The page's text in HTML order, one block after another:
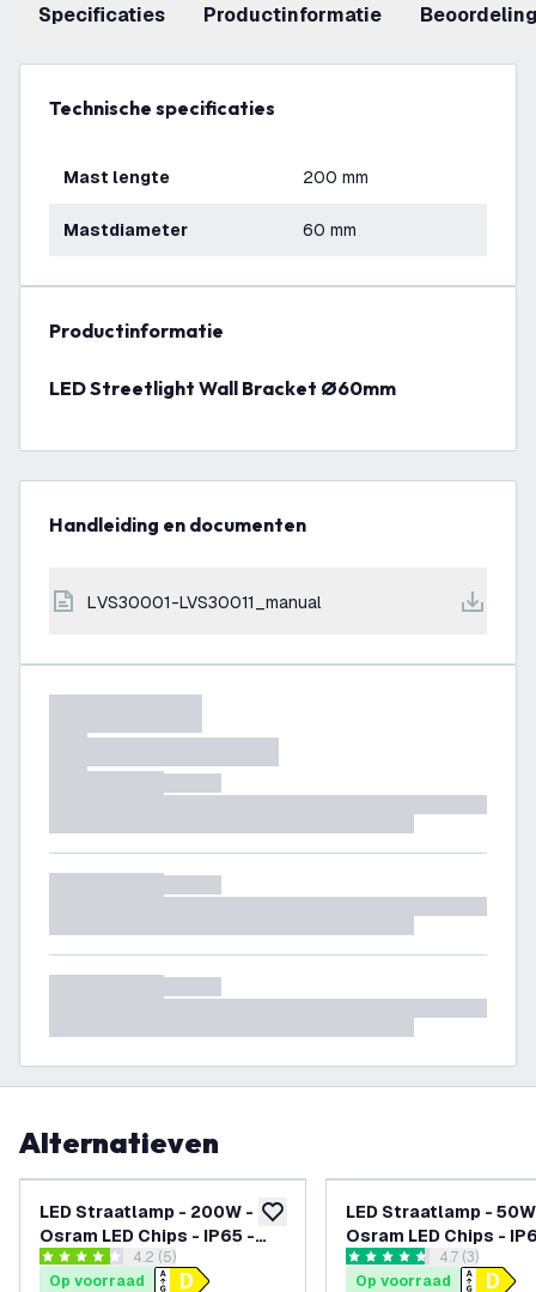
Specificaties productinformatie
Technische specificaties
Mast lengte 200 mm
Mastdiameter 60 mm
productinformatie
LED Streetlight Wall Bracket Ø60mm
Handleiding en documenten
LVS30001-LVS30011_manual
Alternatieven
toevoegen aan verlanglijst
LED Straatlamp - 200W -
Osram LED Chips - IP65 -
6500K - 5 Jaar Garantie
reviews drawer openen
4.2 score sterren4.2 (5)
Op voorraad
LED Straatlamp -
Osram LED Chips -
4000K - 5 Jaar
reviews
4.7 score sterren4.7 (3)
Op voorraad